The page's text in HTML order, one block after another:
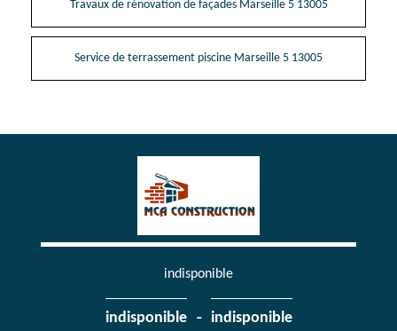
Travaux de rénovation de façades Marseille 5 13005
Service de terrassement piscine Marseille 5 13005
indisponible
indisponible - indisponible